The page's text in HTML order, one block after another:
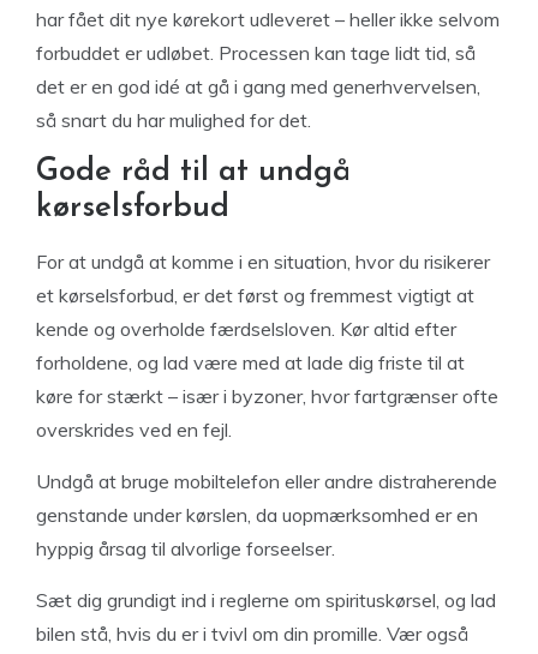
har fået dit nye kørekort udleveret – heller ikke selvom
forbuddet er udløbet. Processen kan tage lidt tid, så
det er en god idé at gå i gang med generhvervelsen,
så snart du har mulighed for det.
Gode råd til at undgå
kørselsforbud
For at undgå at komme i en situation, hvor du risikerer
et kørselsforbud, er det først og fremmest vigtigt at
kende og overholde færdselsloven. Kør altid efter
forholdene, og lad være med at lade dig friste til at
køre for stærkt – især i byzoner, hvor fartgrænser ofte
overskrides ved en fejl.
Undgå at bruge mobiltelefon eller andre distraherende
genstande under kørslen, da uopmærksomhed er en
hyppig årsag til alvorlige forseelser.
Sæt dig grundigt ind i reglerne om spirituskørsel, og lad
bilen stå, hvis du er i tvivl om din promille. Vær også